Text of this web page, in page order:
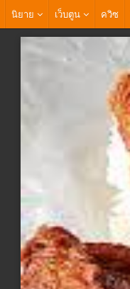
นิยาย เว็บตูน ควิซ